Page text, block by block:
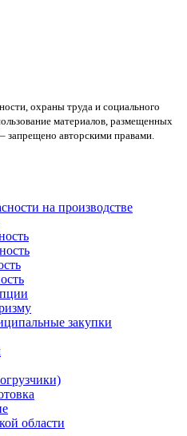
охраны труда и социального
материалов, размещенных
запрещено авторскими правами.
на производстве
закупки
области